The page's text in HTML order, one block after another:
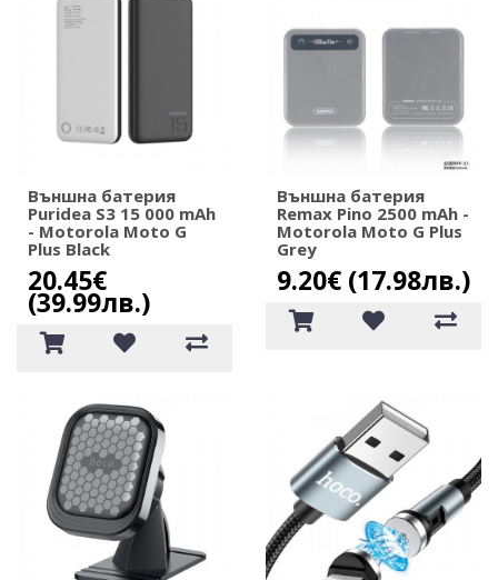
Външна батерия
Puridea S3 15 000 mAh
- Motorola Moto G
Plus Black
20.45€
(39.99лв.)
Външна батерия
Remax Pino 2500 mAh -
Motorola Moto G Plus
Grey
9.20€ (17.98лв.)